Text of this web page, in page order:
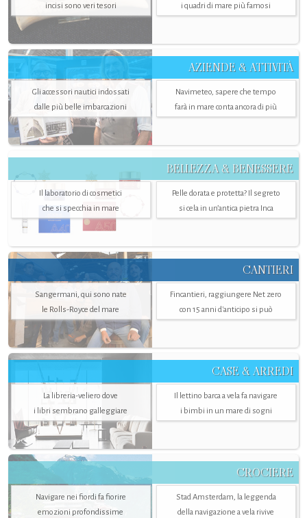
incisi sono veri tesori
i quadri di mare più famosi
AZIENDE & ATTIVITÀ
Gli accessori nautici indossati
dalle più belle imbarcazioni
Navimeteo, sapere che tempo
farà in mare conta ancora di più
BELLEZZA & BENESSERE
Il laboratorio di cosmetici
che si specchia in mare
Pelle dorata e protetta? Il segreto
si cela in un’antica pietra Inca
CANTIERI
Sangermani, qui sono nate
le Rolls-Royce del mare
Fincantieri, raggiungere Net zero
con 15 anni d'anticipo si può
CASE & ARREDI
La libreria-veliero dove
i libri sembrano galleggiare
Il lettino barca a vela fa navigare
i bimbi in un mare di sogni
CROCIERE
Navigare nei fiordi fa fiorire
emozioni profondissime
Stad Amsterdam, la leggenda
della navigazione a vela rivive